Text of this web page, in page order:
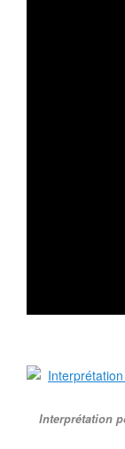
Interprétation